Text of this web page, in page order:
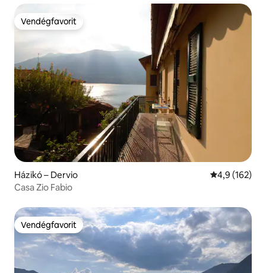
Vendégfavorit
Vendégfavorit
Házikó – Dervio Átlagos
4,9 (162)
Casa Zio Fabio
Vendégfavorit
Vendégfavorit